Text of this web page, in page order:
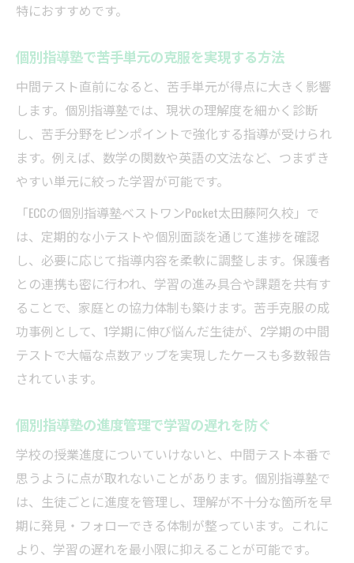
特におすすめです。
個別指導塾で苦手単元の克服を実現する方法
中間テスト直前になると、苦手単元が得点に大きく影響
します。個別指導塾では、現状の理解度を細かく診断
し、苦手分野をピンポイントで強化する指導が受けられ
ます。例えば、数学の関数や英語の文法など、つまずき
やすい単元に絞った学習が可能です。
「ECCの個別指導塾ベストワンPocket太田藤阿久校」で
は、定期的な小テストや個別面談を通じて進捗を確認
し、必要に応じて指導内容を柔軟に調整します。保護者
との連携も密に行われ、学習の進み具合や課題を共有す
ることで、家庭との協力体制も築けます。苦手克服の成
功事例として、1学期に伸び悩んだ生徒が、2学期の中間
テストで大幅な点数アップを実現したケースも多数報告
されています。
個別指導塾の進度管理で学習の遅れを防ぐ
学校の授業進度についていけないと、中間テスト本番で
思うように点が取れないことがあります。個別指導塾で
は、生徒ごとに進度を管理し、理解が不十分な箇所を早
期に発見・フォローできる体制が整っています。これに
より、学習の遅れを最小限に抑えることが可能です。